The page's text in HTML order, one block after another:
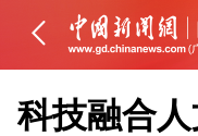
科技融合